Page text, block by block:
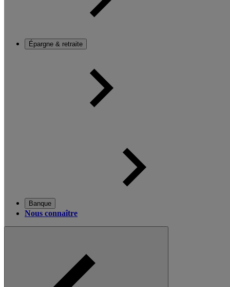
Épargne & retraite
Banque
Nous connaître